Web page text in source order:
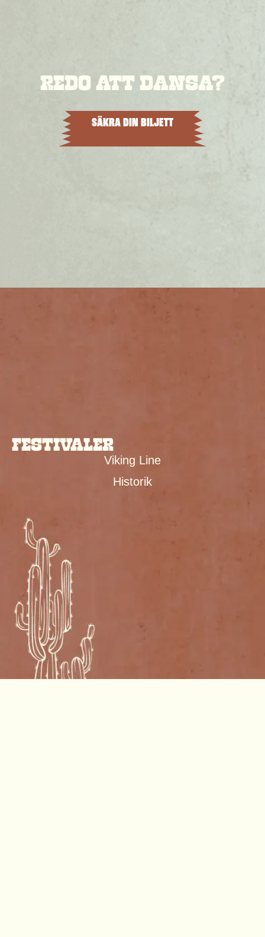
REDO ATT DANSA?
SÄKRA DIN BILJETT
FESTIVALER
Viking Line
Historik